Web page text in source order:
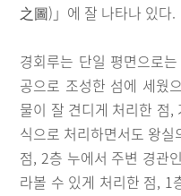
之圖)」에 잘 나타나 있다.
경회루는 단일 평면으로
공으로 조성한 섬에 세웠
물이 잘 견디게 처리한 점,
식으로 처리하면서도 왕
점, 2층 누에서 주변 경관
라볼 수 있게 처리한 점, 1